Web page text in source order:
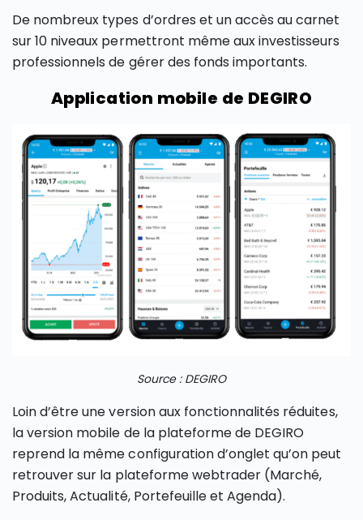
De nombreux types d’ordres et un accès au carnet
sur 10 niveaux permettront même aux investisseurs
professionnels de gérer des fonds importants.
Application mobile de DEGIRO
Source : DEGIRO
Loin d’être une version aux fonctionnalités réduites,
la version mobile de la plateforme de DEGIRO
reprend la même configuration d’onglet qu’on peut
retrouver sur la plateforme webtrader (Marché,
Produits, Actualité, Portefeuille et Agenda).